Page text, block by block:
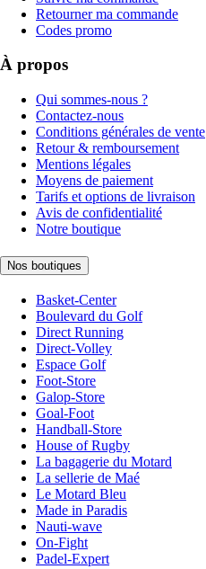
Retourner ma commande
Codes promo
À propos
Qui sommes-nous ?
Contactez-nous
Conditions générales de vente
Retour & remboursement
Mentions légales
Moyens de paiement
Tarifs et options de livraison
Avis de confidentialité
Notre boutique
Nos boutiques
Basket-Center
Boulevard du Golf
Direct Running
Direct-Volley
Espace Golf
Foot-Store
Galop-Store
Goal-Foot
Handball-Store
House of Rugby
La bagagerie du Motard
La sellerie de Maé
Le Motard Bleu
Made in Paradis
Nauti-wave
On-Fight
Padel-Expert